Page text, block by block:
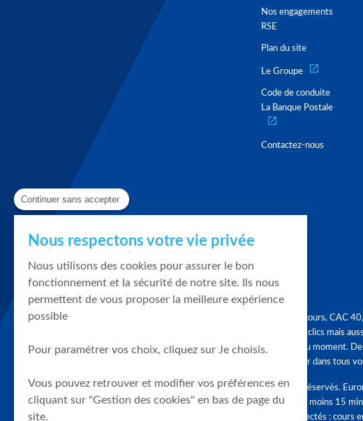
Nos engagements
RSE
Plan du site
Le Groupe
Code de conduite
La Banque Postale
Contactez-nous
Graphique, cours, CAC
en quelques clics mais
tendances du moment.
accompagner dans tous
Tous droits réservés.
différés d'au moins 15
clients connectés : cours
Continuer sans accepter
Nous respectons votre vie privée
Nous utilisons des cookies pour assurer le bon
fonctionnement et la sécurité de notre site. Ils nous
permettent de vous proposer la meilleure expérience
possible
Pour paramétrer vos choix, cliquez sur Je choisis.
Vous pouvez retrouver et modifier vos préférences en
cliquant sur "Gestion des cookies" en bas de page du
site.